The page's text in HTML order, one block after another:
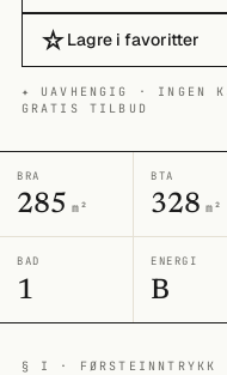
☆Lagre i favoritter
✦ UAVHENGIG · INGEN
GRATIS TILBUD
BRA
285 m²
BTA
328 m²
BAD
1
ENERGI
B
§ I · FØRSTEINNTRYKK